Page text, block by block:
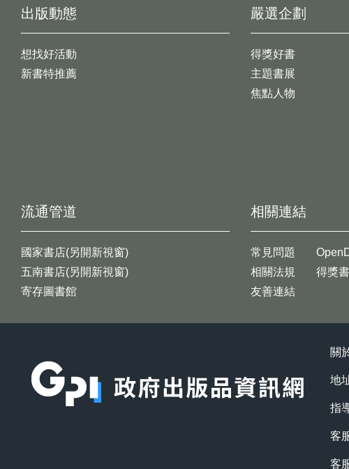
出版動態
想找好活動
新書特推薦
嚴選企劃
得獎好書
主題書展
焦點人物
流通管道
國家書店(另開新視窗)
五南書店(另開新視窗)
寄存圖書館
相關連結
常見問題
相關法規
友善連結
得獎
關
地
指
客
客